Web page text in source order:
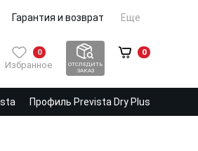
Гарантия и возврат Еще
0
Избранное
ОТСЛЕДИТЬ
ЗАКАЗ
0
Профиль Prevista Dry Plus